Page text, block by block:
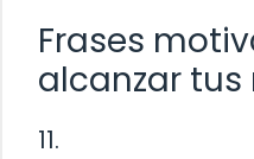
Frases
alcanzar
11.